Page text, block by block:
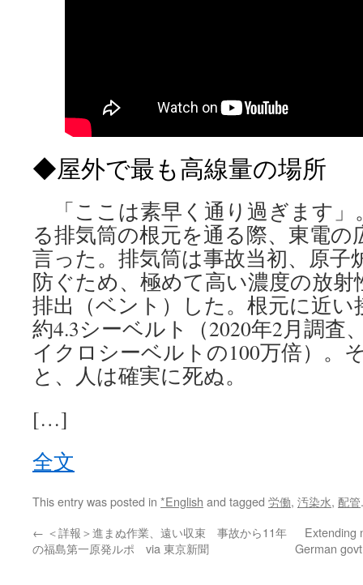
◆屋外で最も高線量の場所
「ここは素早く通り過ぎます」
る排気筒の根元を通る際、東電の
言った。排気筒は事故当初、原子
防ぐため、極めて高い濃度の放
排出（ベント）した。根元に近い
約4.3シーベルト（2020年2月調査
イクロシーベルトの100万倍）。
と、人は確実に死ぬ。
[…]
全文
This entry was posted in *English and tagged 労働, 汚染水, 配管
← ＜詳報＞進まぬ作業、遠い収束 事故から11年
の福島第一原発ルポ via 東京新聞
Extending
German